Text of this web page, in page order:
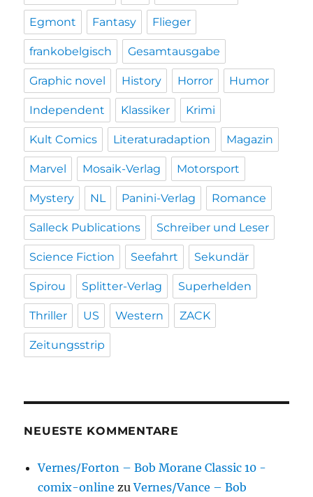
Egmont Fantasy Flieger
frankobelgisch Gesamtausgabe
Graphic novel History Horror Humor
Independent Klassiker Krimi
Kult Comics Literaturadaption Magazin
Marvel Mosaik-Verlag Motorsport
Mystery NL Panini-Verlag Romance
Salleck Publications Schreiber und Leser
Science Fiction Seefahrt Sekundär
Spirou Splitter-Verlag Superhelden
Thriller US Western ZACK
Zeitungsstrip
NEUESTE KOMMENTARE
Vernes/Forton – Bob Morane Classic 10 -
comix-online zuVernes/Vance – Bob